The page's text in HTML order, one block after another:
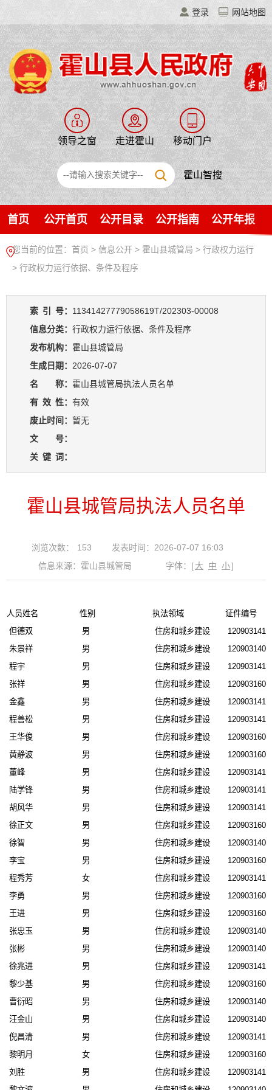
登录 网站地图
领导之窗 走进霍山 移动门户
霍山智搜
首页 公开首页 公开目录 公开指南 公开年报
您当前的位置： 首页 > 信息公开 > 霍山县城管局 > 行政权力运行
> 行政权力运行依据、条件及程序
索 引 号： 11341427779058619T/202303-00008
信息分类： 行政权力运行依据、条件及程序
发布机构： 霍山县城管局
生成日期： 2026-07-07
名 称： 霍山县城管局执法人员名单
有 效 性： 有效
废止时间： 暂无
文 号：
关 键 词：
霍山县城管局执法人员名单
浏览次数： 153
发表时间：2026-07-07 16:03
信息来源：霍山县城管局
字体： [大 中 小]
人员姓名 性别 执法领域
证件编号
但德双
男 住房和城乡建设
朱景祥
男 住房和城乡建设
程宇
男 住房和城乡建设
张祥
男 住房和城乡建设
金鑫
男 住房和城乡建设
程善松
男 住房和城乡建设
王华俊
男 住房和城乡建设
黄静波
男 住房和城乡建设
董峰
男 住房和城乡建设
陆学锋
男 住房和城乡建设
胡风华
男 住房和城乡建设
徐正文
男 住房和城乡建设
徐智
男 住房和城乡建设
李宝
男 住房和城乡建设
程秀芳
女 住房和城乡建设
李勇
男 住房和城乡建设
王进
男 住房和城乡建设
张忠玉
男 住房和城乡建设
张彬
男 住房和城乡建设
徐兆进
男 住房和城乡建设
黎少基
男 住房和城乡建设
曹衍昭
男 住房和城乡建设
汪金山
男 住房和城乡建设
倪昌清
男 住房和城乡建设
黎明月
女 住房和城乡建设
刘胜
男 住房和城乡建设